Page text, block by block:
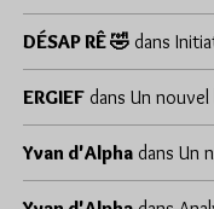
DÉSAP RÊ 🤣 dans
ERGIEF dans Un nouvel
Yvan d'Alpha dans Un